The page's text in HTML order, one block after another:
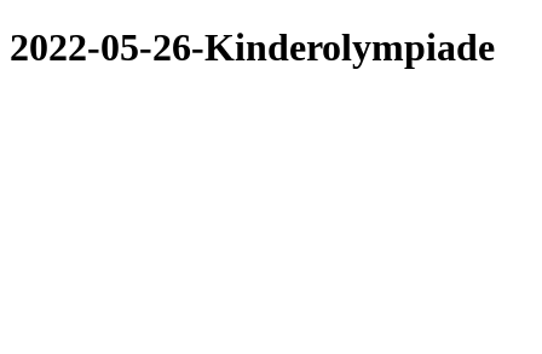
2022-05-26-Kinderolympiade